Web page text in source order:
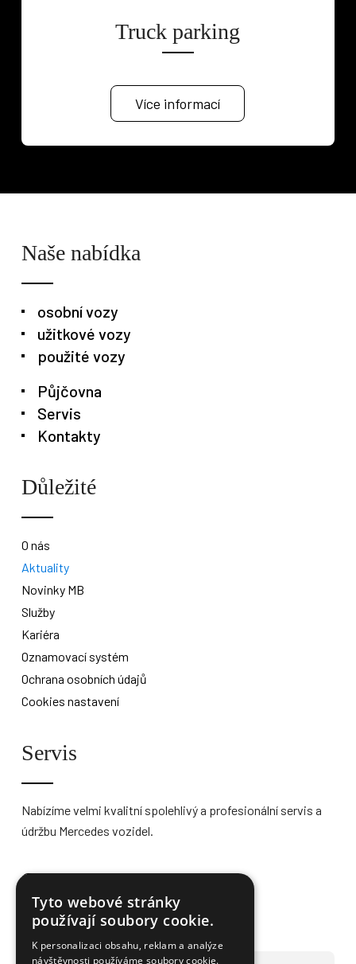
Truck parking
Více informací
Naše nabídka
osobní vozy
užitkové vozy
použité vozy
Půjčovna
Servis
Kontakty
Důležité
O nás
Aktuality
Novinky MB
Služby
Kariéra
Oznamovací systém
Ochrana osobních údajů
Cookies nastavení
Servis
Nabízíme velmi kvalitní spolehlivý a profesionální servis a
údržbu Mercedes vozidel.
Tyto webové stránky
používají soubory cookie.
K personalizaci obsahu, reklam a analýze
návštěvnosti používáme soubory cookie.